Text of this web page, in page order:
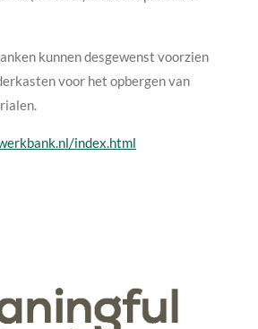
kunnen desgewenst voorzien
voor het opbergen van
index.html